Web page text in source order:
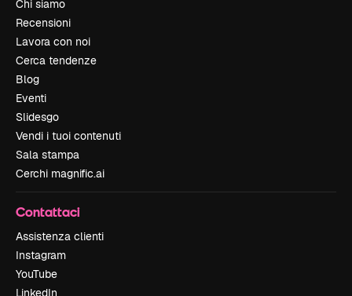
Chi siamo
Recensioni
Lavora con noi
Cerca tendenze
Blog
Eventi
Slidesgo
Vendi i tuoi contenuti
Sala stampa
Cerchi magnific.ai
Contattaci
Assistenza clienti
Instagram
YouTube
LinkedIn